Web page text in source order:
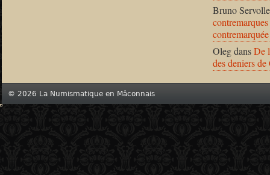
Bruno Servolle
OlegdansDe
des deniers
© 2026 La Numismatique en Mâconnais